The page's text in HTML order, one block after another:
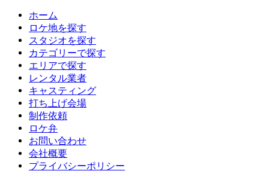
ホーム
ロケ地を探す
スタジオを探す
カテゴリーで探す
エリアで探す
レンタル業者
キャスティング
打ち上げ会場
制作依頼
ロケ弁
お問い合わせ
会社概要
プライバシーポリシー